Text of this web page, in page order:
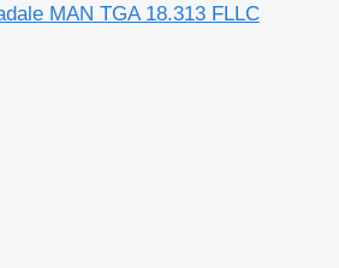
MAN TGA 18.313 FLLC